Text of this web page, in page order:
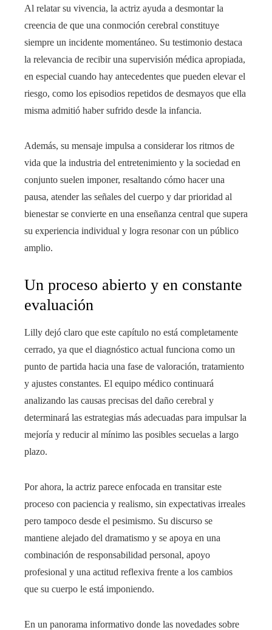
Al relatar su vivencia, la actriz ayuda a desmontar la
creencia de que una conmoción cerebral constituye
siempre un incidente momentáneo. Su testimonio destaca
la relevancia de recibir una supervisión médica apropiada,
en especial cuando hay antecedentes que pueden elevar el
riesgo, como los episodios repetidos de desmayos que ella
misma admitió haber sufrido desde la infancia.
Además, su mensaje impulsa a considerar los ritmos de
vida que la industria del entretenimiento y la sociedad en
conjunto suelen imponer, resaltando cómo hacer una
pausa, atender las señales del cuerpo y dar prioridad al
bienestar se convierte en una enseñanza central que supera
su experiencia individual y logra resonar con un público
amplio.
Un proceso abierto y en constante
evaluación
Lilly dejó claro que este capítulo no está completamente
cerrado, ya que el diagnóstico actual funciona como un
punto de partida hacia una fase de valoración, tratamiento
y ajustes constantes. El equipo médico continuará
analizando las causas precisas del daño cerebral y
determinará las estrategias más adecuadas para impulsar la
mejoría y reducir al mínimo las posibles secuelas a largo
plazo.
Por ahora, la actriz parece enfocada en transitar este
proceso con paciencia y realismo, sin expectativas irreales
pero tampoco desde el pesimismo. Su discurso se
mantiene alejado del dramatismo y se apoya en una
combinación de responsabilidad personal, apoyo
profesional y una actitud reflexiva frente a los cambios
que su cuerpo le está imponiendo.
En un panorama informativo donde las novedades sobre